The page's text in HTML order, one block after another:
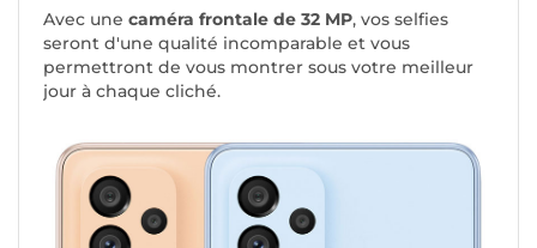
Avec une caméra frontale de 32 MP, vos selfies
seront d'une qualité incomparable et vous
permettront de vous montrer sous votre meilleur
jour à chaque cliché.